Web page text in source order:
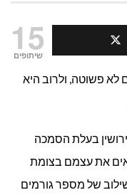
הסיבות
הנפוצות
לגירושין
15
שיתופים
לא פשוטה, ולרוב היא
בעלת הסמכה
את עצמם בצומת
שילוב של מספר גורמים